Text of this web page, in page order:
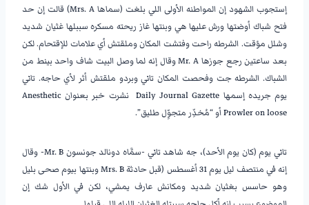
إستجوب الشهود إن المواطنه الأولى اللي بلغت (سماها Mrs. A) قالت إن حد
فتح شباك أوضتها ورش عليها هي وبنتها غاز ريحته مسكره سببلها غثيان شديد
وشلل مؤقت. الشرطه راحت وفتشت المكان وملقتش أي علامات للإقتحام. لكن
بعد ساعتين رجع جوزها Mr. A وقال إنه لما وصل البيت شاف واحد بينط من
الشباك. الشرطه جت وفحصت المكان تاني وبردو ملقتش أثر لأي حاجه. تاني
يوم جريده إسمها Daily Journal Gazette نشرت خبر بعنوان Anesthetic
Prowler on loose أو “مُخدِّر متجوِّل طليق”.
تاني يوم (كان يوم الأحد)، جه شاهد تاني -سمَّاه دونالد جونسون Mr. B- وقال
إنه في منتصف ليل يوم 31 أغسطس (قبل حادثة Mrs. B وبنتها بيوم صحى بليل
وهو حاسس بغثيان شديد ومكانش عارف يمشي، لكن في الأول شك إن